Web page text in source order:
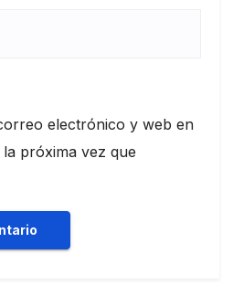
electrónico y web en
próxima vez que